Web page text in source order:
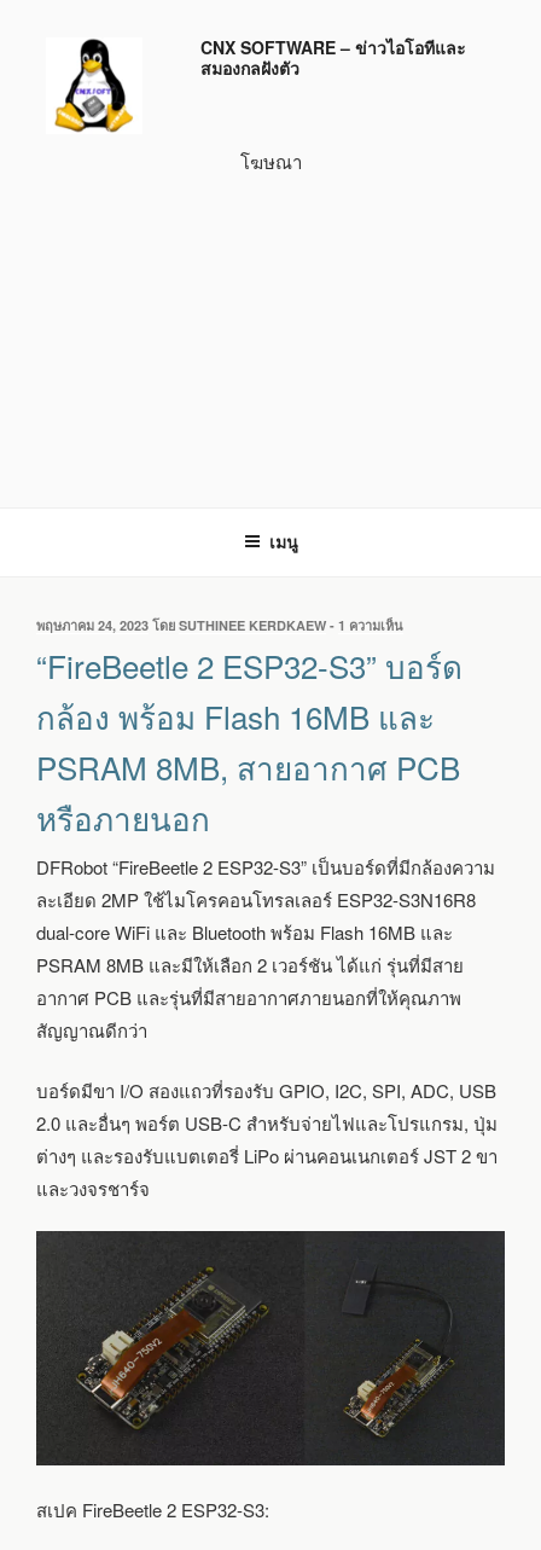
บทความ
CNX SOFTWARE – ข่าวไอโอทีและ
สมองกลฝังตัว
โฆษณา
เมนู
เขียน
พฤษภาคม 24, 2023 โดย SUTHINEE KERDKAEW - 1 ความเห็น
“FIREBEETLE
2
S3”
กล้อง
พร้อม
และ
PSRAM
8MB,
สาย
PCB
หรือ
ภายนอก
“FireBeetle 2 ESP32-S3” บอร์ด
กล้อง พร้อม Flash 16MB และ
PSRAM 8MB, สายอากาศ PCB
หรือภายนอก
DFRobot “FireBeetle 2 ESP32-S3” เป็นบอร์ดที่มีกล้องความ
ละเอียด 2MP ใช้ไมโครคอนโทรลเลอร์ ESP32-S3N16R8
dual-core WiFi และ Bluetooth พร้อม Flash 16MB และ
PSRAM 8MB และมีให้เลือก 2 เวอร์ชัน ได้แก่ รุ่นที่มีสาย
อากาศ PCB และรุ่นที่มีสายอากาศภายนอกที่ให้คุณภาพ
สัญญาณดีกว่า
บอร์ดมีขา I/O สองแถวที่รองรับ GPIO, I2C, SPI, ADC, USB
2.0 และอื่นๆ พอร์ต USB-C สำหรับจ่ายไฟและโปรแกรม, ปุ่ม
ต่างๆ และรองรับแบตเตอรี่ LiPo ผ่านคอนเนกเตอร์ JST 2 ขา
และวงจรชาร์จ
สเปค FireBeetle 2 ESP32-S3: